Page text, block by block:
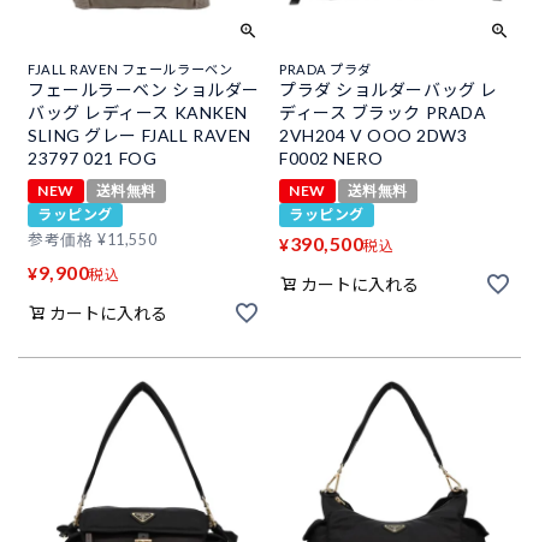
FJALL RAVEN フェールラーベン
フェールラーベン ショルダー
バッグ レディース KANKEN
SLING グレー FJALL RAVEN
23797 021 FOG
NEW
送料無料
ラッピング
参考価格 ¥11,550
¥9,900税込
カートに入れる
PRADA プラダ
プラダ ショルダーバッグ レ
ディース ブラック PRADA
2VH204 V OOO 2DW3
F0002 NERO
NEW
送料無料
ラッピング
¥390,500税込
カートに入れる